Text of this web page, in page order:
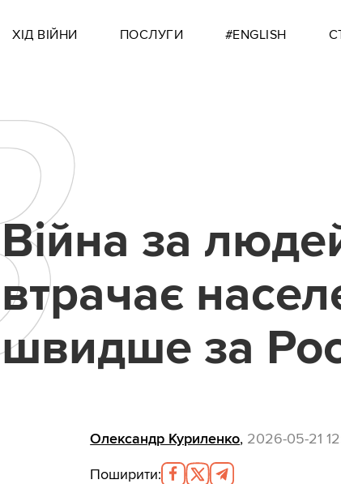
ХІД ВІЙНИ ПОСЛУГИ #ENGLISH
Війна за
втрачає
швидше за
Олександр Куриленко, 2026-05-21
Поширити: